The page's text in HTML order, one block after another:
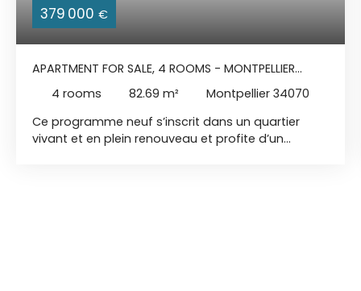
379 000 €
APARTMENT FOR SALE, 4 ROOMS - MONTPELLIER
34070
4 rooms 82.69 m²
Montpellier 34070
Ce programme neuf s’inscrit dans un quartier
vivant et en plein renouveau et profite d’un